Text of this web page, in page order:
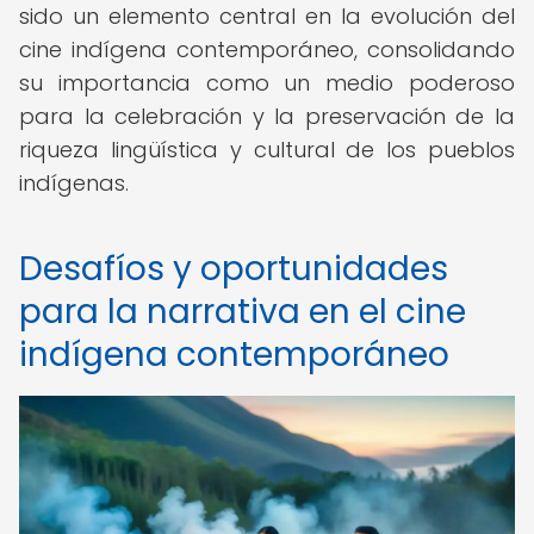
sido un elemento central en la evolución del
cine indígena contemporáneo, consolidando
su importancia como un medio poderoso
para la celebración y la preservación de la
riqueza lingüística y cultural de los pueblos
indígenas.
Desafíos y oportunidades
para la narrativa en el cine
indígena contemporáneo